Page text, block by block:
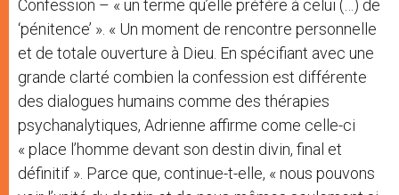
Confession – « un terme qu’elle préfère à celui (…) de
‘pénitence’ ». « Un moment de rencontre personnelle
et de totale ouverture à Dieu. En spécifiant avec une
grande clarté combien la confession est différente
des dialogues humains comme des thérapies
psychanalytiques, Adrienne affirme come celle-ci
« place l’homme devant son destin divin, final et
définitif ». Parce que, continue-t-elle, « nous pouvons